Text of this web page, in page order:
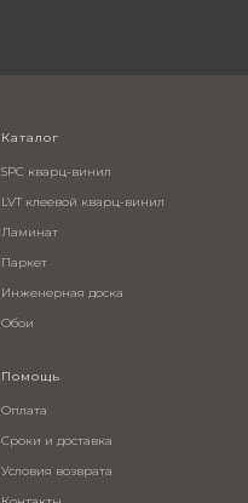
Каталог
SPC кварц-винил
LVT клеевой кварц-винил
Ламинат
Паркет
Инженерная доска
Обои
Помощь
Оплата
Сроки и доставка
Условия возврата